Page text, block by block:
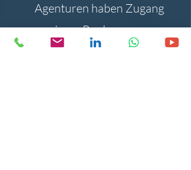
Agenturen haben Zugang
zu einem Pool von
hochkarätigen Sprechern,